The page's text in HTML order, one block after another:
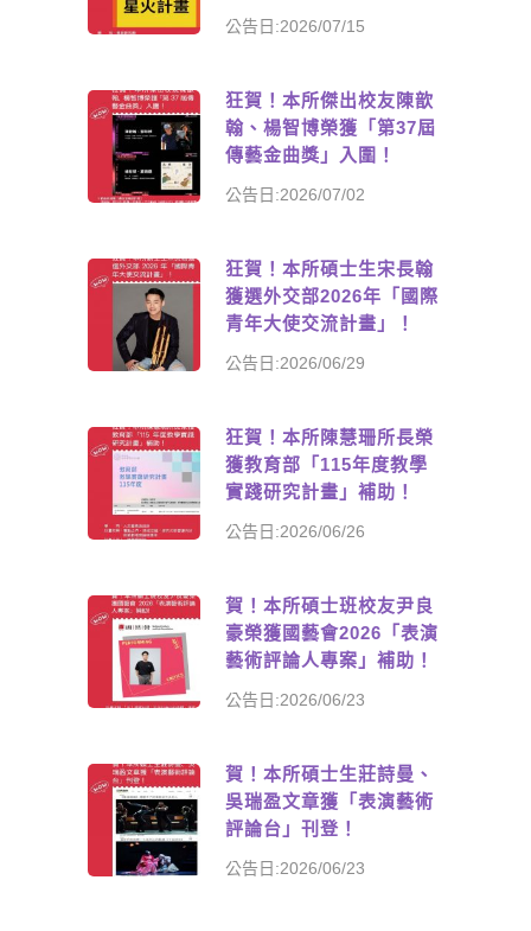
公告日:2026/07/15
狂賀！本所傑出校友陳歆
翰、楊智博榮獲「第37屆
傳藝金曲獎」入圍！
公告日:2026/07/02
狂賀！本所碩士生宋長翰
獲選外交部2026年「國際
青年大使交流計畫」！
公告日:2026/06/29
狂賀！本所陳慧珊所長榮
獲教育部「115年度教學
實踐研究計畫」補助！
公告日:2026/06/26
賀！本所碩士班校友尹良
豪榮獲國藝會2026「表演
藝術評論人專案」補助！
公告日:2026/06/23
賀！本所碩士生莊詩曼、
吳瑞盈文章獲「表演藝術
評論台」刊登！
公告日:2026/06/23